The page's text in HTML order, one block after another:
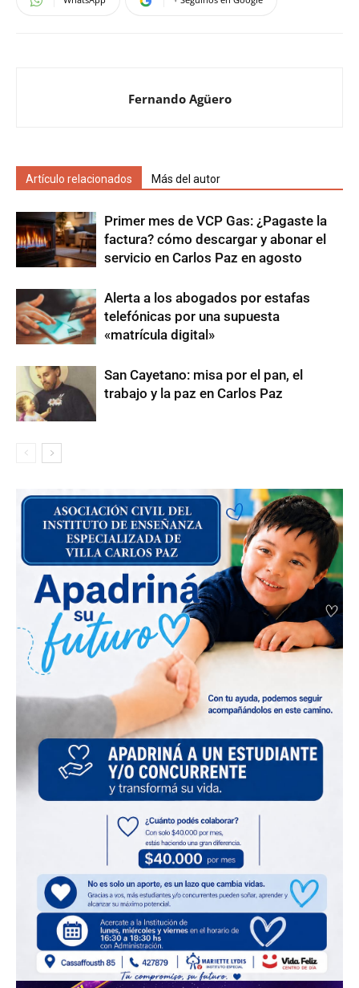
Fernando Agüero
Artículo relacionados Más del autor
Primer mes de VCP Gas: ¿Pagaste la
factura? cómo descargar y abonar el
servicio en Carlos Paz en agosto
Alerta a los abogados por estafas
telefónicas por una supuesta
«matrícula digital»
San Cayetano: misa por el pan, el
trabajo y la paz en Carlos Paz